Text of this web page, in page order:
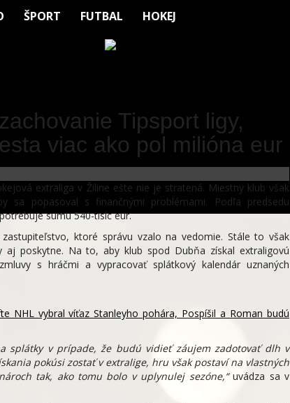
ŠPORT FUTBAL HOKEJ
Tipsport ligy,
viac ako pol milióna eur
extraliga v Žiline ešte nie je stratená. Miestny klub však
popasoval s finančnými problémami. Podľa predsedu
sumu 540-tisíc eur.
ktoré správu vzalo na vedomie. Stále to však
aj poskytne. Na to, aby klub spod Dubňa získal extraligovú
s hráčmi a vypracovať splátkový kalendár uznaných
NHL vybral víťaz Stanleyho pohára, Pospíšil a Roman budú
splátky v prípade, že budú vidieť záujem zadotovať dlh v
pokúsi zostať v extralige, hru však postaví na vlastných
tak, ako tomu bolo v uplynulej sezóne,“uvádza sa v